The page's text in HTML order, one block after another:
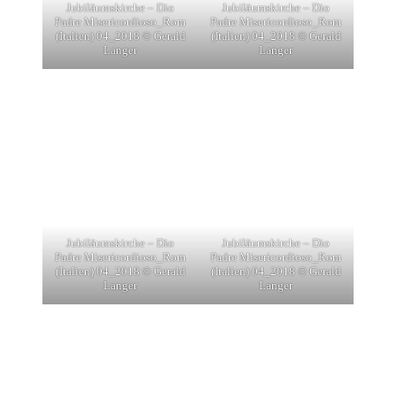
Jubiläumskirche – Dio
Padre Misericordioso_Rom
(Italien) 04_2018 © Gerald
Langer
Jubiläumskirche – Dio
Padre Misericordioso_Rom
(Italien) 04_2018 © Gerald
Langer
Jubiläumskirche – Dio
Padre Misericordioso_Rom
(Italien) 04_2018 © Gerald
Langer
Jubiläumskirche – Dio
Padre Misericordioso_Rom
(Italien) 04_2018 © Gerald
Langer